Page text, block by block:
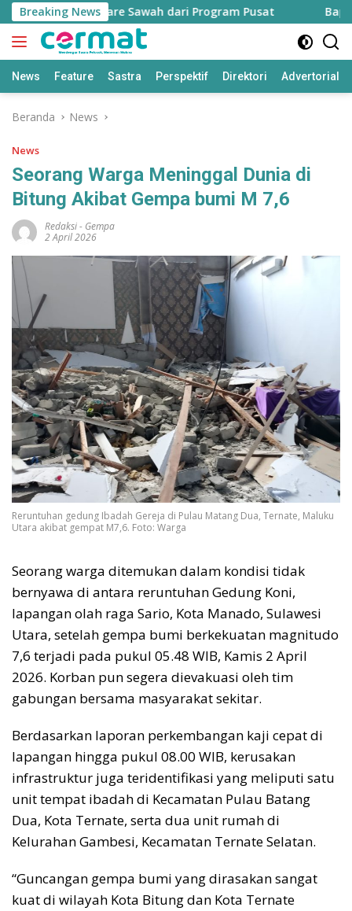
Langsung
ke
konten
Breaking News
7.500 Hektare Sawah dari Program Pusat
News Feature Sastra Perspektif Direktori Advertorial
Beranda News
News
Seorang Warga Meninggal Dunia di
Bitung Akibat Gempa bumi M 7,6
Redaksi- Gempa
2 April 2026
Reruntuhan gedung Ibadah Gereja di Pulau Matang Dua, Ternate, Maluku
Utara akibat gempat M7,6. Foto: Warga
Seorang warga ditemukan dalam kondisi tidak
bernyawa di antara reruntuhan Gedung Koni,
lapangan olah raga Sario, Kota Manado, Sulawesi
Utara, setelah gempa bumi berkekuatan magnitudo
7,6 terjadi pada pukul 05.48 WIB, Kamis 2 April
2026. Korban pun segera dievakuasi oleh tim
gabungan bersama masyarakat sekitar.
Berdasarkan laporan perkembangan kaji cepat di
lapangan hingga pukul 08.00 WIB, kerusakan
infrastruktur juga teridentifikasi yang meliputi satu
unit tempat ibadah di Kecamatan Pulau Batang
Dua, Kota Ternate, serta dua unit rumah di
Kelurahan Gambesi, Kecamatan Ternate Selatan.
“Guncangan gempa bumi yang dirasakan sangat
kuat di wilayah Kota Bitung dan Kota Ternate